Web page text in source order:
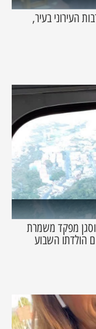
העירוני בעיר,
וסגן מפקד משמרת
הולדתו השבוע